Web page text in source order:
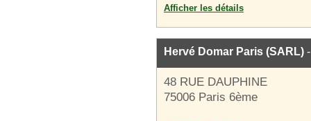
Afficher les détails
Hervé Domar Paris (SARL)
48 RUE DAUPHINE
75006 Paris 6ème